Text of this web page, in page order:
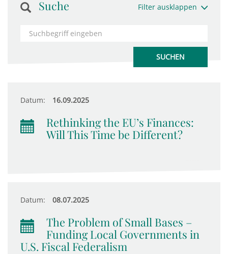
Suche Filter ausklappen
Datum: 16.09.2025
Rethinking the EU’s Finances:
Will This Time be Different?
Datum: 08.07.2025
The Problem of Small Bases –
Funding Local Governments in
U.S. Fiscal Federalism